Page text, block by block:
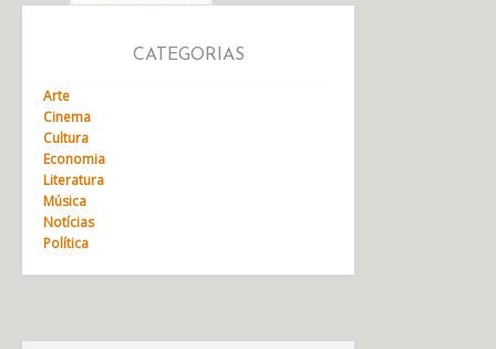
CATEGORIAS
Arte
Cinema
Cultura
Economia
Literatura
Música
Notícias
Política